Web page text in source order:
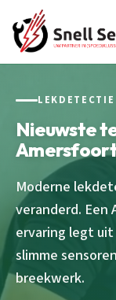
Nieuwste
Moderne
veranderd. Een
ervaring legt
slimme
breekwerk.